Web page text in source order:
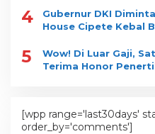
4
Gubernur DKI
House Cipete Kebal
5
Wow! Di Luar Gaji,
Terima Honor
[wpp range='last30days'
order_by='comments']